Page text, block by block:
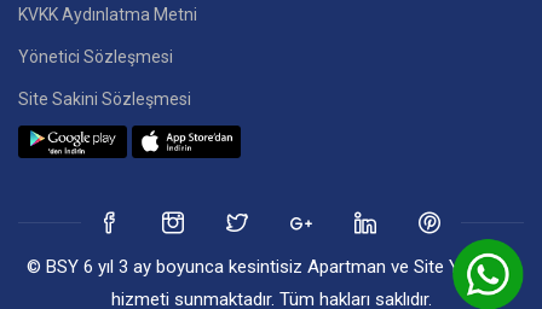
KVKK Aydınlatma Metni
Yönetici Sözleşmesi
Site Sakini Sözleşmesi
© BSY 6 yıl 3 ay boyunca kesintisiz Apartman ve Site Yönetim
hizmeti sunmaktadır. Tüm hakları saklıdır.